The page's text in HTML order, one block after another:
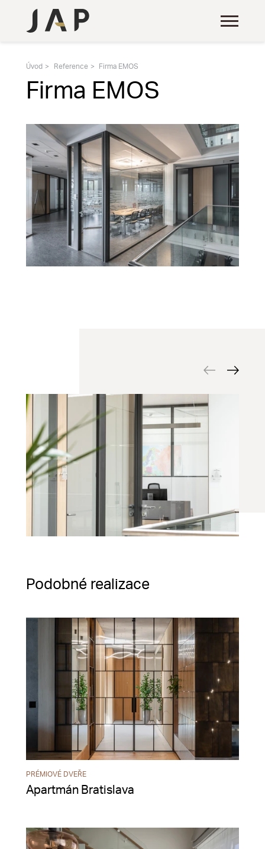
Úvod Reference Firma EMOS
Firma EMOS
Podobné realizace
PRÉMIOVÉ DVEŘE
Apartmán Bratislava